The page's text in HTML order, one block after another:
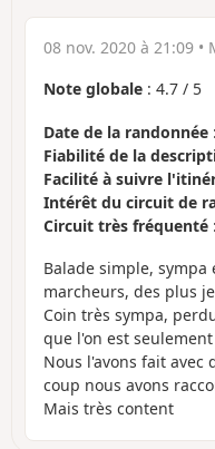
08 nov. 2020 à 21:09 •
Note globale : 4.7 / 5
Date de la randonnée
Fiabilité de la
Facilité à suivre
Intérêt du circuit de
Circuit très fréquenté
Balade simple, sympa
marcheurs, des plus
Coin très sympa,
que l'on est
Nous l'avons fait avec
coup nous avons
Mais très content